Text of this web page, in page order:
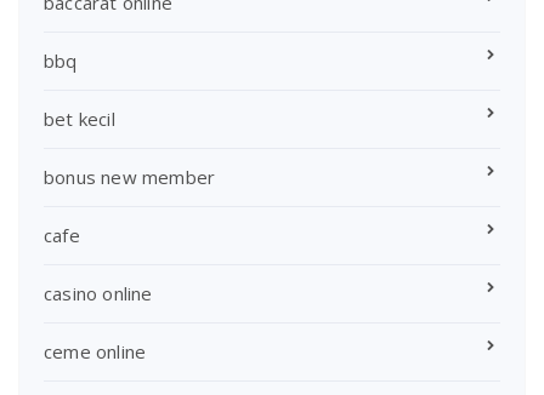
bbq
bet kecil
bonus new member
cafe
casino online
ceme online